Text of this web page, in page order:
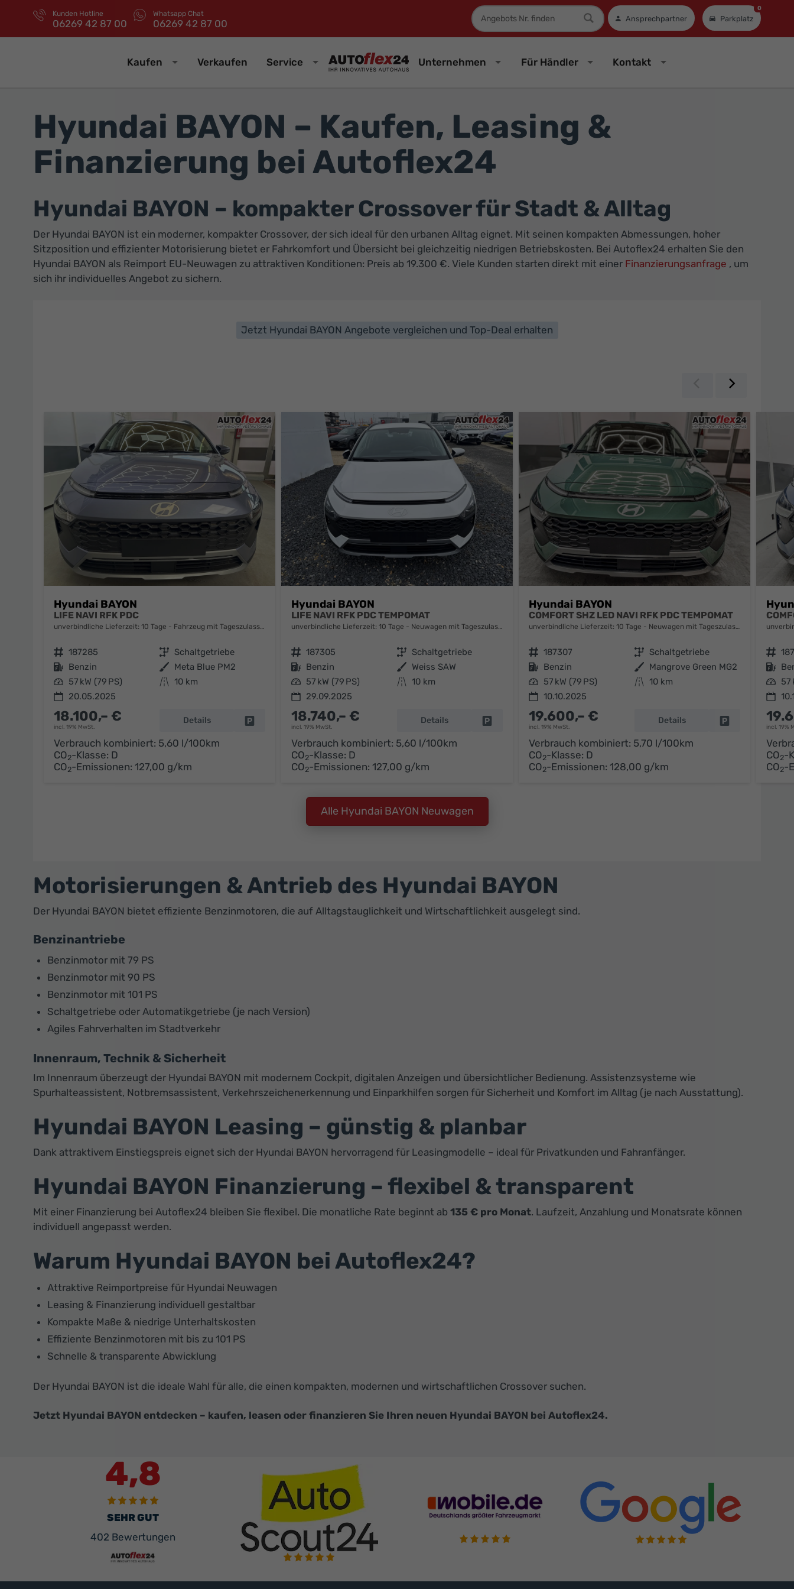
Kunden Hotline
06269 42 87 00
Whatsapp Chat
06269 42 87 00
Fahrzeugnummer
Ansprechpartner Parkplatz
0
Kaufen Verkaufen Service Unternehmen Für Händler Kontakt
Hyundai BAYON – Kaufen, Leasing &
Finanzierung bei Autoflex24
Hyundai BAYON – kompakter Crossover für Stadt & Alltag
Der Hyundai BAYON ist ein moderner, kompakter Crossover, der sich ideal für den urbanen Alltag eignet. Mit seinen kompakten Abmessungen, hoher
Sitzposition und effizienter Motorisierung bietet er Fahrkomfort und Übersicht bei gleichzeitig niedrigen Betriebskosten. Bei Autoflex24 erhalten Sie den
Hyundai BAYON als Reimport EU-Neuwagen zu attraktiven Konditionen: Preis ab 19.300 €. Viele Kunden starten direkt mit einer Finanzierungsanfrage , um
sich ihr individuelles Angebot zu sichern.
Jetzt Hyundai BAYON Angebote vergleichen und Top-Deal erhalten
Zurück
Hyundai BAYON
LIFE NAVI RFK PDC
unverbindliche Lieferzeit: 10 Tage Fahrzeug mit Tageszulassung
Fahrzeugnr. 187285 Getriebe Schaltgetriebe
Kraftstoff Benzin Außenfarbe Meta Blue PM2
Leistung 57 kW (79 PS) Kilometerstand 10 km
20.05.2025
18.100,– €
incl. 19% MwSt.
Details Fahrzeug parken
Verbrauch kombiniert: 5,60 l/100km
CO2-Klasse: D
CO2-Emissionen: 127,00 g/km
Hyundai BAYON
LIFE NAVI RFK PDC TEMPOMAT
unverbindliche Lieferzeit: 10 Tage Neuwagen mit Tageszulassung
Fahrzeugnr. 187305 Getriebe Schaltgetriebe
Kraftstoff Benzin Außenfarbe Weiss SAW
Leistung 57 kW (79 PS) Kilometerstand 10 km
29.09.2025
18.740,– €
incl. 19% MwSt.
Details Fahrzeug parken
Verbrauch kombiniert: 5,60 l/100km
CO2-Klasse: D
CO2-Emissionen: 127,00 g/km
Hyundai BAYON
COMFORT SHZ LED NAVI RFK PDC TEMPOMAT
unverbindliche Lieferzeit: 10 Tage Neuwagen mit Tageszulassung
Fahrzeugnr. 187307 Getriebe Schaltgetriebe
Kraftstoff Benzin Außenfarbe Mangrove Green MG2
Leistung 57 kW (79 PS) Kilometerstand 10 km
10.10.2025
19.600,– €
incl. 19% MwSt.
Details Fahrzeug parken
Verbrauch kombiniert: 5,70 l/100km
CO2-Klasse: D
CO2-Emissionen: 128,00 g/km
Fahrzeugnr.
Kraftstoff
Leistung 57
incl. 19%
CO2-
CO2-
Alle Hyundai BAYON Neuwagen
Motorisierungen & Antrieb des Hyundai BAYON
Der Hyundai BAYON bietet effiziente Benzinmotoren, die auf Alltagstauglichkeit und Wirtschaftlichkeit ausgelegt sind.
Benzinantriebe
Benzinmotor mit 79 PS
Benzinmotor mit 90 PS
Benzinmotor mit 101 PS
Schaltgetriebe oder Automatikgetriebe (je nach Version)
Agiles Fahrverhalten im Stadtverkehr
Innenraum, Technik & Sicherheit
Im Innenraum überzeugt der Hyundai BAYON mit modernem Cockpit, digitalen Anzeigen und übersichtlicher Bedienung. Assistenzsysteme wie
Spurhalteassistent, Notbremsassistent, Verkehrszeichenerkennung und Einparkhilfen sorgen für Sicherheit und Komfort im Alltag (je nach Ausstattung).
Hyundai BAYON Leasing – günstig & planbar
Dank attraktivem Einstiegspreis eignet sich der Hyundai BAYON hervorragend für Leasingmodelle – ideal für Privatkunden und Fahranfänger.
Hyundai BAYON Finanzierung – flexibel & transparent
Mit einer Finanzierung bei Autoflex24 bleiben Sie flexibel. Die monatliche Rate beginnt ab 135 € pro Monat. Laufzeit, Anzahlung und Monatsrate können
individuell angepasst werden.
Warum Hyundai BAYON bei Autoflex24?
Attraktive Reimportpreise für Hyundai Neuwagen
Leasing & Finanzierung individuell gestaltbar
Kompakte Maße & niedrige Unterhaltskosten
Effiziente Benzinmotoren mit bis zu 101 PS
Schnelle & transparente Abwicklung
Der Hyundai BAYON ist die ideale Wahl für alle, die einen kompakten, modernen und wirtschaftlichen Crossover suchen.
Jetzt Hyundai BAYON entdecken – kaufen, leasen oder finanzieren Sie Ihren neuen Hyundai BAYON bei Autoflex24.
4,8
SEHR GUT
402 Bewertungen